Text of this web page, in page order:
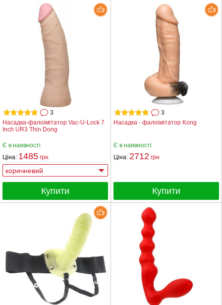
Насадка-фалоімітатор Vac-U-Lock 7
Inch UR3 Thin Dong
3
Є в наявності
Ціна: 1485 грн
Купити
Насадка - фалоімітатор Kong
3
Є в наявності
Ціна: 2712 грн
Купити